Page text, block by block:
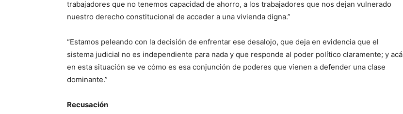
trabajadores que no tenemos capacidad de ahorro, a los trabajadores que nos dejan vulnerado
nuestro derecho constitucional de acceder a una vivienda digna.”
“Estamos peleando con la decisión de enfrentar ese desalojo, que deja en evidencia que el
sistema judicial no es independiente para nada y que responde al poder político claramente; y acá
en esta situación se ve cómo es esa conjunción de poderes que vienen a defender una clase
dominante.”
Recusación